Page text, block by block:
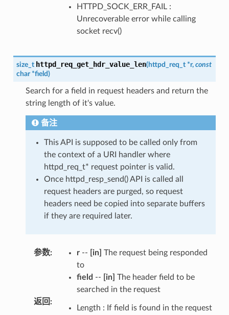
HTTPD_SOCK_ERR_FAIL :
Unrecoverable error while calling
socket recv()
size_t httpd_req_get_hdr_value_len(httpd_req_t *r, const
char *field)
Search for a field in request headers and return the
string length of it's value.
备注
This API is supposed to be called only from
the context of a URI handler where
httpd_req_t* request pointer is valid.
Once httpd_resp_send() API is called all
request headers are purged, so request
headers need be copied into separate buffers
if they are required later.
参数: r-- [in] The request being responded
to
field -- [in] The header field to be
searched in the request
返回 :
Length : If field is found in the request